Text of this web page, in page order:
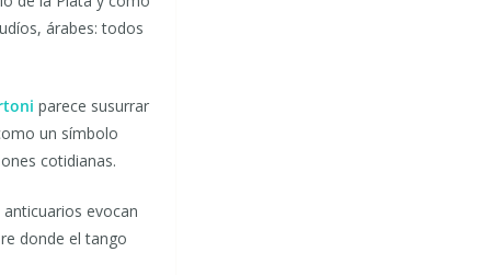
árabes: todos
parece susurrar
un símbolo
cotidianas.
evocan
donde el tango